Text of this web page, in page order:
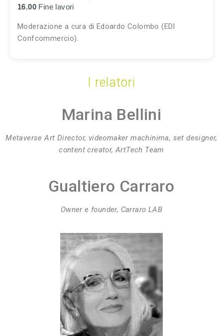
16.00 Fine lavori
Moderazione a cura di Edoardo Colombo (EDI
Confcommercio).
I relatori
Marina Bellini
Metaverse Art Director, videomaker machinima, set designer,
content creator, ArtTech Team
Gualtiero Carraro
Owner e founder, Carraro LAB